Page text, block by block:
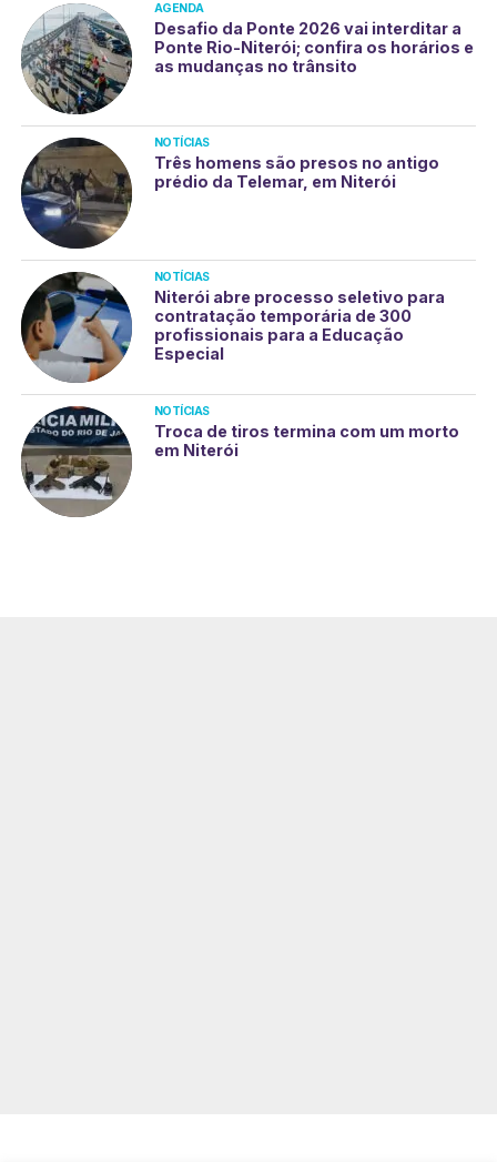
AGENDA
Desafio da Ponte 2026 vai interditar a
Ponte Rio-Niterói; confira os horários e
as mudanças no trânsito
NOTÍCIAS
Três homens são presos no antigo
prédio da Telemar, em Niterói
NOTÍCIAS
Niterói abre processo seletivo para
contratação temporária de 300
profissionais para a Educação
Especial
NOTÍCIAS
Troca de tiros termina com um morto
em Niterói